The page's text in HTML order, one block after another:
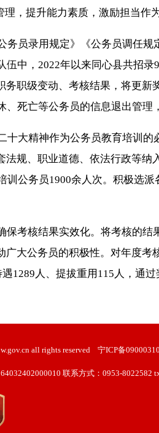
提升能力素质，激励担当作
务员录用规定》《公务员调任
中，2022年以来同心县共招录
职级变动、考核结果，将更新
死亡等公务员的信息退出管理
大精神作为公务员教育培训的
规、职业道德、依法行政等
公务员1900余人次。积极选
保考核结果实效化。将考核的
大公务员的积极性。对年度
1289人、提拔重用115人，通
all rights reserved 宁ICP备
联系方式：0953-8022582